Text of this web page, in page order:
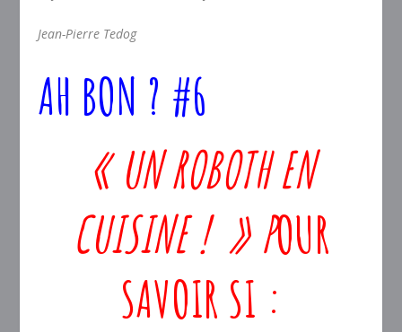
Jean-Pierre Tedog
AH BON ? #6
« UN ROBOTH EN
CUISINE ! » POUR
SAVOIR SI :